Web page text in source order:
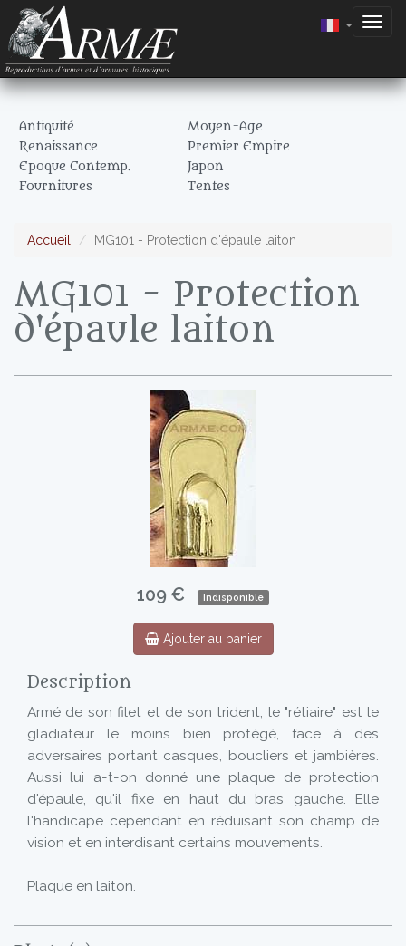
Antiquité
Moyen-Age
Renaissance
Premier Empire
Epoque Contemp.
Japon
Fournitures
Tentes
Accueil MG101 - Protection d'épaule laiton
MG101 - Protection
d'épaule laiton
109 € Indisponible
Ajouter au panier
Description
Armé de son filet et de son trident, le "rétiaire" est le
gladiateur le moins bien protégé, face à des
adversaires portant casques, boucliers et jambières.
Aussi lui a-t-on donné une plaque de protection
d'épaule, qu'il fixe en haut du bras gauche. Elle
l'handicape cependant en réduisant son champ de
vision et en interdisant certains mouvements.
Plaque en laiton.